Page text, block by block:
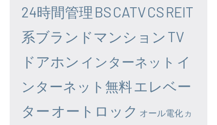
24時間管理 BSCATVCSREIT
系ブランドマンション TV
ドアホン インターネット イ
ンターネット無料エレベー
ター オートロック オール電化 カ